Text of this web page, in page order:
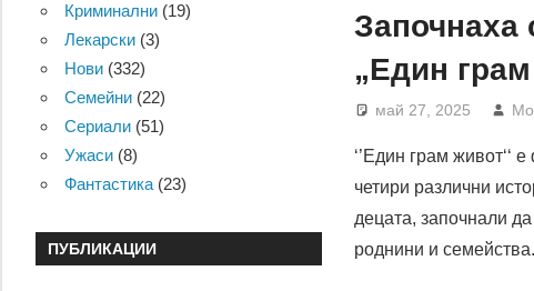
Започнаха
„Един
май 27, 2025
‘’Един грам живот‘‘
четири различни
децата, започнали
роднини и семейства.
Криминални(19)
Лекарски(3)
Нови(332)
Семейни(22)
Сериали(51)
Ужаси(8)
Фантастика(23)
ПУБЛИКАЦИИ